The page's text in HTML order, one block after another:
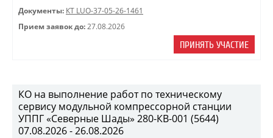
Документы: КТ LUO-37-05-26-1461
Прием заявок до: 27.08.2026
ПРИНЯТЬ УЧАСТИЕ
КО на выполнение работ по техническому
сервису модульной компрессорной станции
УППГ «Северные Шады» 280-КВ-001 (5644)
07.08.2026 - 26.08.2026